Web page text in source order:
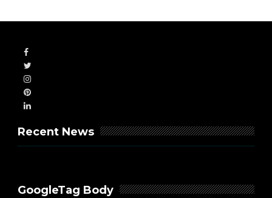
Recent News
GoogleTag Body